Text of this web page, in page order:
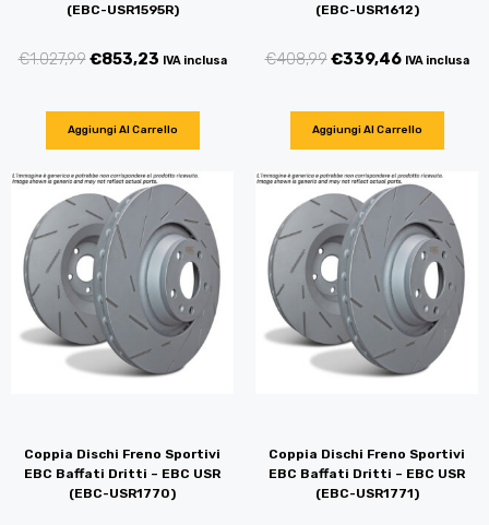
(EBC-USR1595R)
€1.027,99€853,23 IVA inclusa
Aggiungi Al Carrello
(EBC-USR1612)
€408,99€339,46 IVA inclusa
Aggiungi Al Carrello
Coppia Dischi Freno Sportivi
EBC Baffati Dritti – EBC USR
(EBC-USR1770)
Coppia Dischi Freno Sportivi
EBC Baffati Dritti – EBC USR
(EBC-USR1771)